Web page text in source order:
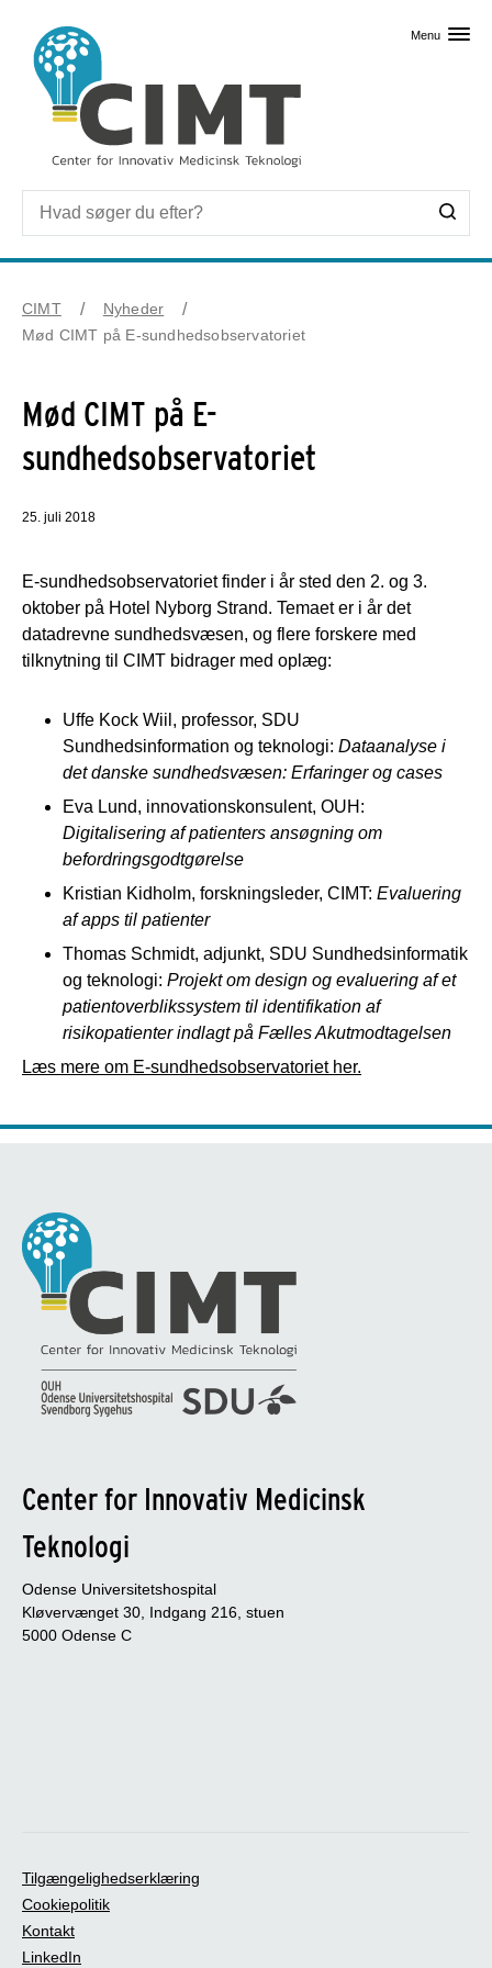
Menu
CIMT
Nyheder
Mød CIMT på E-sundhedsobservatoriet
Mød CIMT på E-
sundhedsobservatoriet
25. juli 2018
E-sundhedsobservatoriet finder i år sted den 2. og 3.
oktober på Hotel Nyborg Strand. Temaet er i år det
datadrevne sundhedsvæsen, og flere forskere med
tilknytning til CIMT bidrager med oplæg:
Uffe Kock Wiil, professor, SDU
Sundhedsinformation og teknologi: Dataanalyse i
det danske sundhedsvæsen: Erfaringer og cases
Eva Lund, innovationskonsulent, OUH:
Digitalisering af patienters ansøgning om
befordringsgodtgørelse
Kristian Kidholm, forskningsleder, CIMT: Evaluering
af apps til patienter
Thomas Schmidt, adjunkt, SDU Sundhedsinformatik
og teknologi: Projekt om design og evaluering af et
patientoverblikssystem til identifikation af
risikopatienter indlagt på Fælles Akutmodtagelsen
Læs mere om E-sundhedsobservatoriet her.
Center for Innovativ Medicinsk
Teknologi
Odense Universitetshospital
Kløvervænget 30, Indgang 216, stuen
5000 Odense C
Tilgængelighedserklæring
Cookiepolitik
Kontakt
LinkedIn